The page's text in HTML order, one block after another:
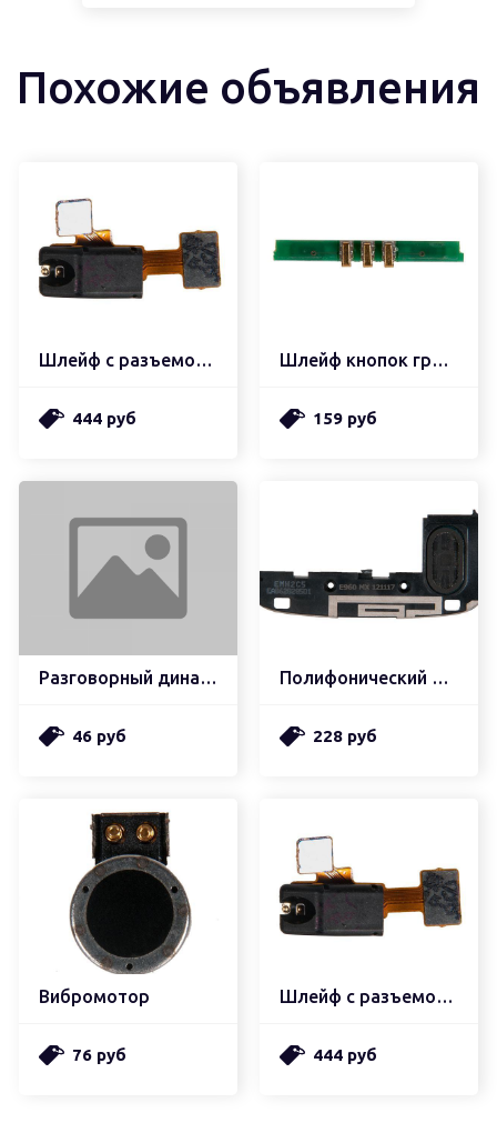
Похожие объявления
Шлейф с разъемом наушников
444 руб
Шлейф кнопок громкости
159 руб
Разговорный динамик
46 руб
Полифонический динамик
228 руб
Вибромотор
76 руб
Шлейф с разъемом наушников
444 руб